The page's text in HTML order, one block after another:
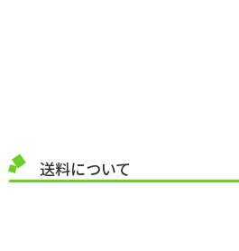
送料について